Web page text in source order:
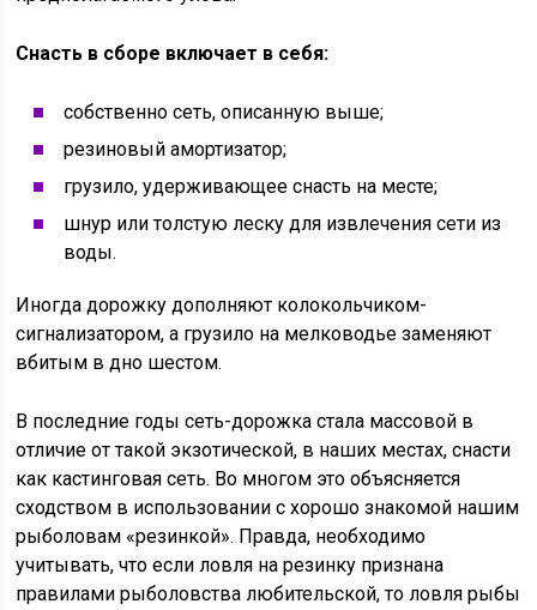
Снасть в сборе включает в себя:
собственно сеть, описанную выше;
резиновый амортизатор;
грузило, удерживающее снасть на месте;
шнур или толстую леску для извлечения сети из
воды.
Иногда дорожку дополняют колокольчиком-
сигнализатором, а грузило на мелководье заменяют
вбитым в дно шестом.
В последние годы сеть-дорожка стала массовой в
отличие от такой экзотической, в наших местах, снасти
как кастинговая сеть. Во многом это объясняется
сходством в использовании с хорошо знакомой нашим
рыболовам «резинкой». Правда, необходимо
учитывать, что если ловля на резинку признана
правилами рыболовства любительской, то ловля рыбы